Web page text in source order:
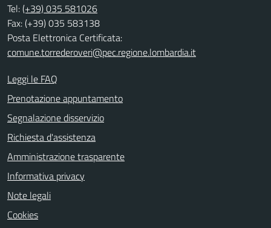
Tel:(+39) 035 581026
Fax: (+39) 035 583138
Posta Elettronica Certificata:
comune.torrederoveri@pec.regione.lombardia.it
Leggi le FAQ
Prenotazione appuntamento
Segnalazione disservizio
Richiesta d'assistenza
Amministrazione trasparente
Informativa privacy
Note legali
Cookies